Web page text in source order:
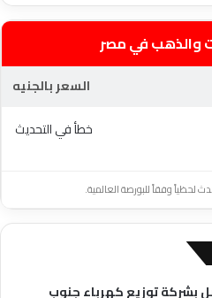
والذهب في مصر
السعر بالجنيه
خطأ في التحديث
لحظياً وفقاً للبورصة العالمية.
توزيع كهرباء جنوب